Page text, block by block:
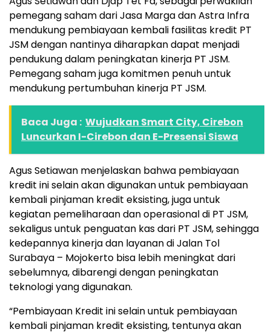
pemegang saham dari Jasa Marga dan Astra Infra
mendukung pembiayaan kembali fasilitas kredit PT
JSM dengan nantinya diharapkan dapat menjadi
pendukung dalam peningkatan kinerja PT JSM.
Pemegang saham juga komitmen penuh untuk
mendukung pertumbuhan kinerja PT JSM.
Baca Juga : Wujudkan Smart City, Cirebon
Luncurkan I-Cirebon dan E-Presensi Siswa
Agus Setiawan menjelaskan bahwa pembiayaan
kredit ini selain akan digunakan untuk pembiayaan
kembali pinjaman kredit eksisting, juga untuk
kegiatan pemeliharaan dan operasional di PT JSM,
sekaligus untuk penguatan kas dari PT JSM, sehingga
kedepannya kinerja dan layanan di Jalan Tol
Surabaya – Mojokerto bisa lebih meningkat dari
sebelumnya, dibarengi dengan peningkatan
teknologi yang digunakan.
“Pembiayaan Kredit ini selain untuk pembiayaan
kembali pinjaman kredit eksisting, tentunya akan